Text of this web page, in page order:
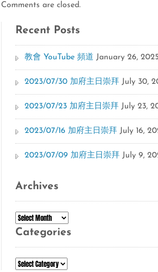
Comments are closed.
Recent Posts
教會 YouTube 頻道 January 26,
2023/07/30 加府主日崇拜 July 30,
2023/07/23 加府主日崇拜 July 23,
2023/07/16 加府主日崇拜 July 16,
2023/07/09 加府主日崇拜 July 9,
Archives
Archives
Categories
Categories